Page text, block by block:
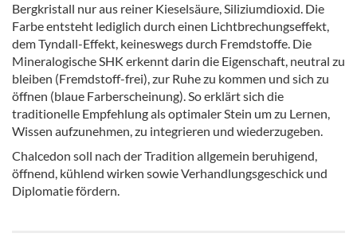
Bergkristall nur aus reiner Kieselsäure, Siliziumdioxid. Die
Farbe entsteht lediglich durch einen Lichtbrechungseffekt,
dem Tyndall-Effekt, keineswegs durch Fremdstoffe. Die
Mineralogische SHK erkennt darin die Eigenschaft, neutral zu
bleiben (Fremdstoff-frei), zur Ruhe zu kommen und sich zu
öffnen (blaue Farberscheinung). So erklärt sich die
traditionelle Empfehlung als optimaler Stein um zu Lernen,
Wissen aufzunehmen, zu integrieren und wiederzugeben.
Chalcedon soll nach der Tradition allgemein beruhigend,
öffnend, kühlend wirken sowie Verhandlungsgeschick und
Diplomatie fördern.